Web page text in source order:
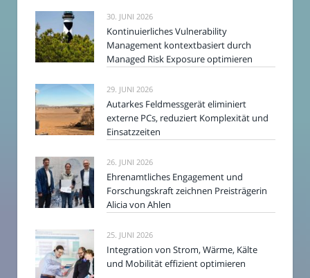
30. JUNI 2026
Kontinuierliches Vulnerability
Management kontextbasiert durch
Managed Risk Exposure optimieren
29. JUNI 2026
Autarkes Feldmessgerät eliminiert
externe PCs, reduziert Komplexität und
Einsatzzeiten
26. JUNI 2026
Ehrenamtliches Engagement und
Forschungskraft zeichnen Preisträgerin
Alicia von Ahlen
25. JUNI 2026
Integration von Strom, Wärme, Kälte
und Mobilität effizient optimieren